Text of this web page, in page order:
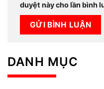
duyệt này cho lần bình
DANH MỤC